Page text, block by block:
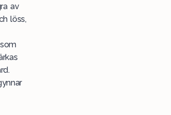
av
löss,